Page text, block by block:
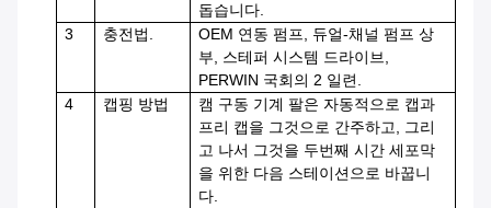
돕습니다.
3
충전법.
OEM 연동 펌프, 듀얼-채널 펌프 상
부, 스테퍼 시스템 드라이브,
PERWIN 국회의 2 일련.
4
캡핑 방법
캠 구동 기계 팔은 자동적으로 캡과
프리 캡을 그것으로 간주하고, 그리
고 나서 그것을 두번째 시간 세포막
을 위한 다음 스테이션으로 바꿉니
다.